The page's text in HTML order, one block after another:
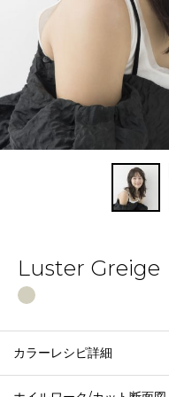
Luster Greige
カラーレシピ詳細